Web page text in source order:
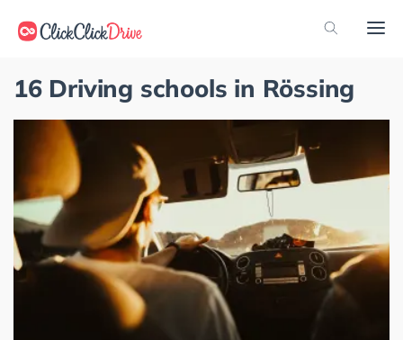
16 Driving schools in Rössing